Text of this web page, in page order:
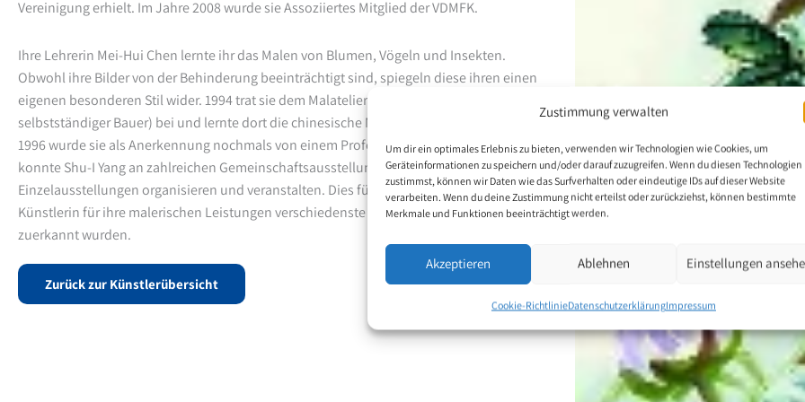
Zustimmung verwalten
Um dir ein optimales Erlebnis zu bieten, verwenden wir Technologien wie Cookies, um
Geräteinformationen zu speichern und/oder darauf zuzugreifen. Wenn du diesen Technologien
zustimmst, können wir Daten wie das Surfverhalten oder eindeutige IDs auf dieser Website
verarbeiten. Wenn du deine Zustimmung nicht erteilst oder zurückziehst, können bestimmte
Merkmale und Funktionen beeinträchtigt werden.
Akzeptieren Ablehnen Einstellungen
Cookie-RichtlinieDatenschutzerklärungImpressum
Vereinigung erhielt. Im Jahre 2008 wurde sie Assoziiertes Mitglied der VDMFK.
Ihre Lehrerin Mei-Hui Chen lernte ihr das Malen von Blumen, Vögeln und Insekten.
Obwohl ihre Bilder von der Behinderung beeinträchtigt sind, spiegeln diese ihren einen
eigenen besonderen Stil wider. 1994 trat sie dem Malatelier "Zi Geng Nong" (=
selbstständiger Bauer) bei und lernte dort die chinesische Malkunst von Landschaften.
1996 wurde sie als Anerkennung nochmals von einem Professor betreut. In der Folge
konnte Shu-I Yang an zahlreichen Gemeinschaftsausstellungen teilnehmen und auch
Einzelausstellungen organisieren und veranstalten. Dies führte dazu, dass der
Künstlerin für ihre malerischen Leistungen verschiedenste Preise und Auszeichnungen
zuerkannt wurden.
Zurück zur Künstlerübersicht